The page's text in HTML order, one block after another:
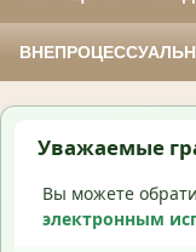
Уважаемые
Вы можете
электронным